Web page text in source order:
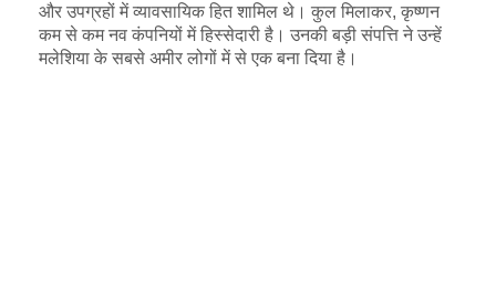
और उपग्रहों में व्यावसायिक हित शामिल थे। कुल मिलाकर, कृष्णन
कम से कम नव कंपनियों में हिस्सेदारी है। उनकी बड़ी संपत्ति ने उन्हें
मलेशिया के सबसे अमीर लोगों में से एक बना दिया है।